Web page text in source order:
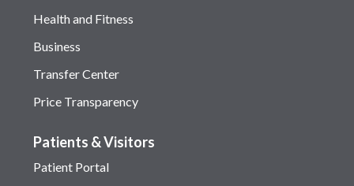
Health and Fitness
Business
Transfer Center
Price Transparency
Patients & Visitors
Patient Portal